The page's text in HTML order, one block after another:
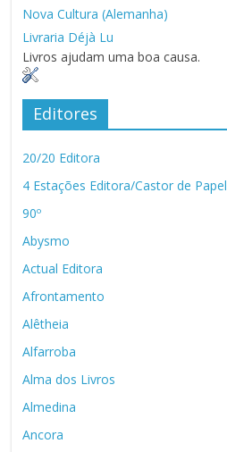
Nova Cultura (Alemanha)
Livraria Déjà Lu
Livros ajudam uma boa causa.
Editores
20/20 Editora
4 Estações Editora/Castor de Papel
90º
Abysmo
Actual Editora
Afrontamento
Alêtheia
Alfarroba
Alma dos Livros
Almedina
Ancora